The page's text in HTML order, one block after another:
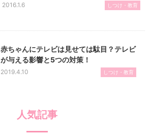
2016.1.6 しつけ・教育
赤ちゃんにテレビは見せては駄目？テレビ
が与える影響と5つの対策！
2019.4.10 しつけ・教育
人気記事